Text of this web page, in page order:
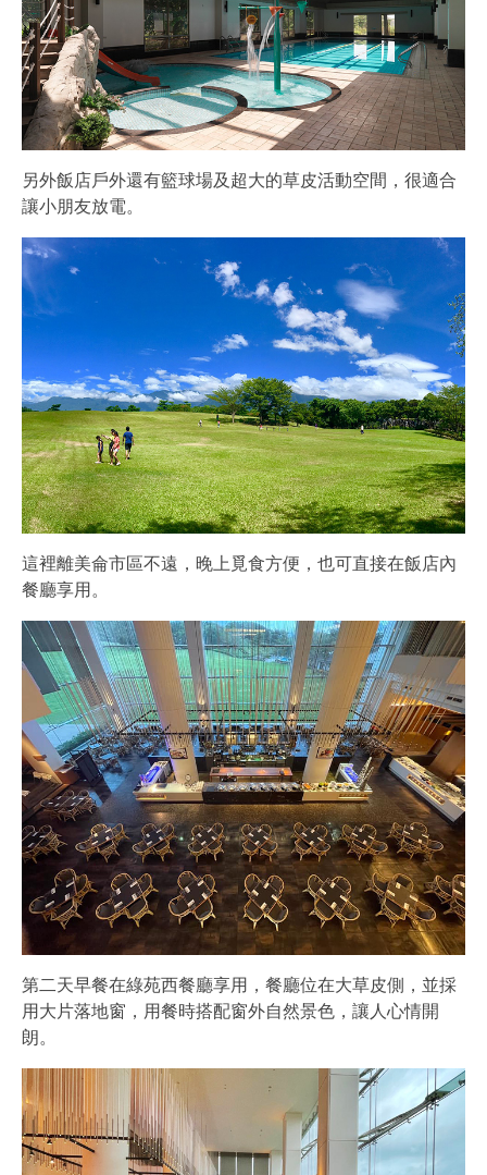
另外飯店戶外還有籃球場及超大的草皮活動空間，很適合
讓小朋友放電。
這裡離美侖市區不遠，晚上覓食方便，也可直接在飯店內
餐廳享用。
第二天早餐在綠苑西餐廳享用，餐廳位在大草皮側，並採
用大片落地窗，用餐時搭配窗外自然景色，讓人心情開
朗。